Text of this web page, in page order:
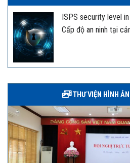
ISPS security level
Cấp độ an ninh tại
THƯ VIỆN HÌNH